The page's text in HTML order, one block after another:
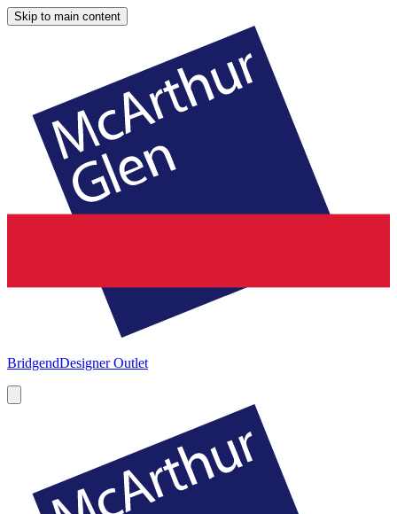
Skip to main content
BridgendDesigner Outlet